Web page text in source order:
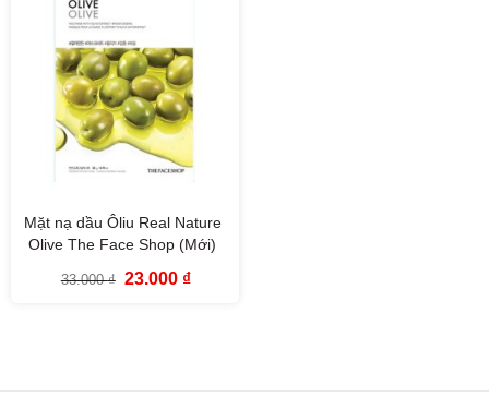
Mặt nạ dầu Ôliu Real Nature
Olive The Face Shop (Mới)
33.000₫ Giá
23.000 ₫Giá